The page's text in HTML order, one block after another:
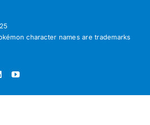
character names are trademarks